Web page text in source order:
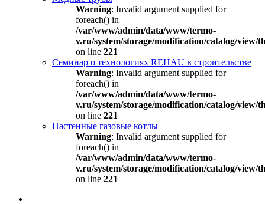
Warning: Invalid argument supplied for
foreach() in
/var/www/admin/data/www/termo-
v.ru/system/storage/modification/catalog/view/
on line 221
Семинар о технологиях REHAU в строительстве
Warning: Invalid argument supplied for
foreach() in
/var/www/admin/data/www/termo-
v.ru/system/storage/modification/catalog/view/
on line 221
Настенные газовые котлы
Warning: Invalid argument supplied for
foreach() in
/var/www/admin/data/www/termo-
v.ru/system/storage/modification/catalog/view/
on line 221